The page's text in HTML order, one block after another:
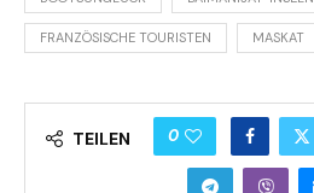
FRANZÖSISCHE TOURISTEN MASKAT
TEILEN 0